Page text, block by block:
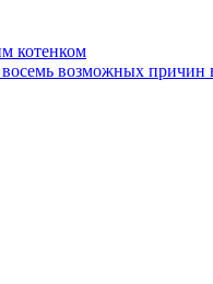
котенком
возможных причин